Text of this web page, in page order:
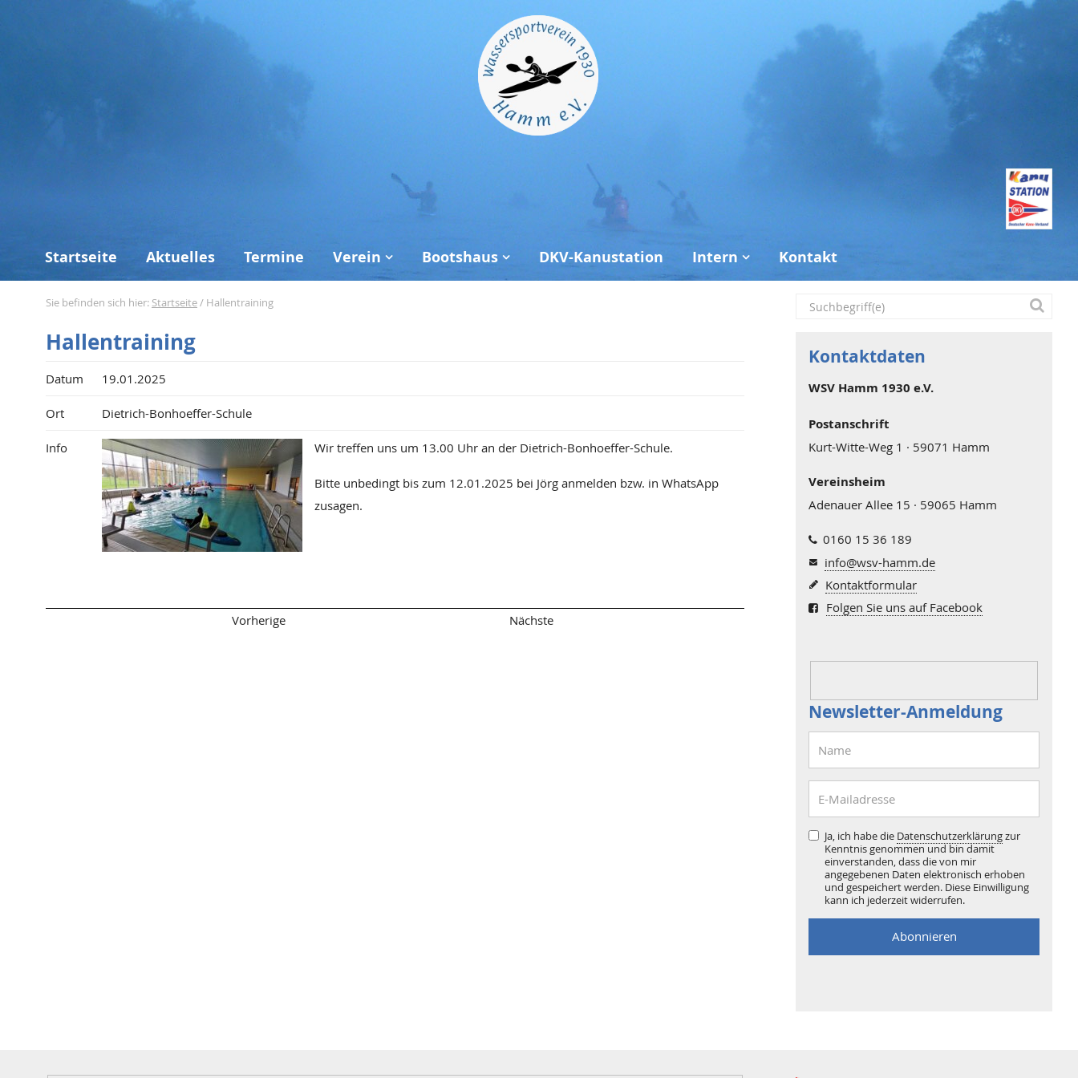
Startseite Aktuelles Termine Verein Bootshaus DKV-Kanustation Intern Kontakt
Sie befinden sich hier: Startseite/ Hallentraining
Hallentraining
Datum 19.01.2025
Ort Dietrich-Bonhoeffer-Schule
Info Wir treffen uns um 13.00 Uhr an der Dietrich-Bonhoeffer-Schule.
Bitte unbedingt bis zum 12.01.2025 bei Jörg anmelden bzw. in WhatsApp
zusagen.
Vorherige Nächste
Kontaktdaten
WSV Hamm 1930 e.V.
Postanschrift
Kurt-Witte-Weg 1 · 59071 Hamm
Vereinsheim
Adenauer Allee 15 · 59065 Hamm
0160 15 36 189
info@wsv-hamm.de
Kontaktformular
Folgen Sie uns auf Facebook
Newsletter-Anmeldung
Ja, ich habe die Datenschutzerklärungzur
Kenntnis genommen und bin damit
einverstanden, dass die von mir
angegebenen Daten elektronisch erhoben
und gespeichert werden. Diese Einwilligung
kann ich jederzeit widerrufen.